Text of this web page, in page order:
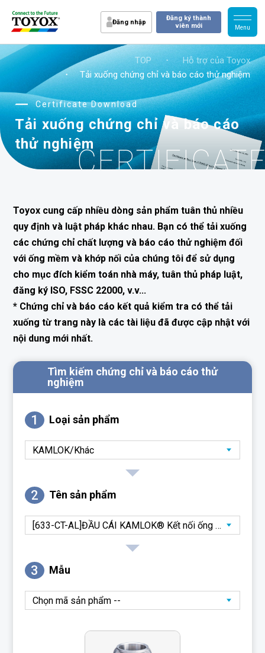
Đăng nhập
Đăng ký thành
viên mới
TOP ・
Hỗ trợ của Toyox
・ Tải xuống chứng chỉ và báo cáo thử nghiệm
Certificate Download
Tải xuống chứng chỉ và báo cáo
thử nghiệm
Toyox cung cấp nhiều dòng sản phẩm tuân thủ nhiều
quy định và luật pháp khác nhau. Bạn có thể tải xuống
các chứng chỉ chất lượng và báo cáo thử nghiệm đối
với ống mềm và khớp nối của chúng tôi để sử dụng
cho mục đích kiểm toán nhà máy, tuân thủ pháp luật,
đăng ký ISO, FSSC 22000, v.v...
* Chứng chỉ và báo cáo kết quả kiểm tra có thể tải
xuống từ trang này là các tài liệu đã được cập nhật với
nội dung mới nhất.
Tìm kiếm chứng chỉ và báo cáo thử
nghiệm
1 Loại sản phẩm
2 Tên sản phẩm
3 Mẫu